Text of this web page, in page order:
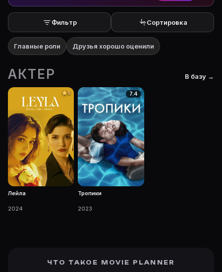
Фильтр Сортировка
Главные роли Друзья хорошо оценили
АКТЕР В базу →
8
Лейла
2024
7.4
Тропики
2023
ЧТО ТАКОЕ MOVIE PLANNER